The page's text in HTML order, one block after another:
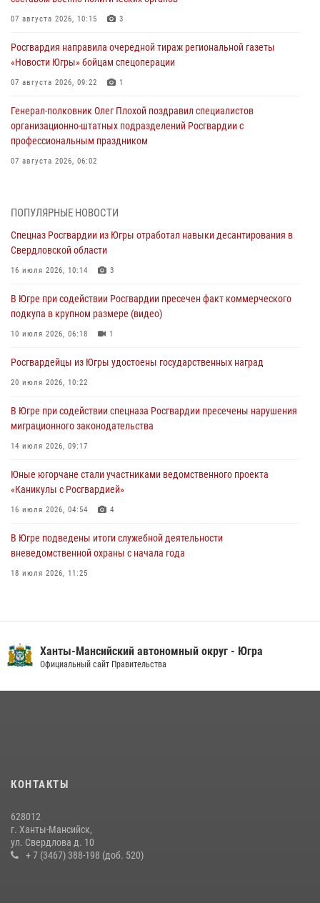
07 августа 2026, 10:15 3
Росгвардия направила очередной тираж региональной газеты
«Новости Югры» бойцам спецоперации
07 августа 2026, 09:22 1
Генерал-полковник Олег Плохой поздравил специалистов
организационно-штатных подразделений Росгвардии с
профессиональным праздником
07 августа 2026, 06:02
Военнослужащие Росгвардии сбили дрон-разведчик ВСУ на южном
направлении
Офицеры Росгвардии и ветераны войск правопорядка почтили
память генерала армии Ивана Кирилловича Яковлева
В Югре при силовой поддержке ОМОН Росгвардии задержаны
06 августа 2026, 09:07 2 1
Урайский отдел вневедомственной охраны Росгвардии отмечает
05 августа 2026, 12:01 3
ПОПУЛЯРНЫЕ НОВОСТИ
Спецназ Росгвардии из Югры отработал навыки десантирования в
Свердловской области
16 июля 2026, 10:14 3
В Югре при содействии Росгвардии пресечен факт коммерческого
подкупа в крупном размере (видео)
10 июля 2026, 06:18 1
Росгвардейцы из Югры удостоены государственных наград
20 июля 2026, 10:22
В Югре при содействии спецназа Росгвардии пресечены нарушения
миграционного законодательства
14 июля 2026, 09:17
Юные югорчане стали участниками ведомственного проекта
«Каникулы с Росгвардией»
16 июля 2026, 04:54 4
В Югре подведены итоги служебной деятельности
вневедомственной охраны с начала года
18 июля 2026, 11:25
На Урале Росгвардия провела дни открытых дверей и
30 июля 2026, 04:26
Ханты-Мансийский автономный округ - Югра
Официальный сайт Правительства
КОНТАКТЫ
628012
г. Ханты-Мансийск,
ул. Свердлова д. 10
+ 7 (3467) 388-198 (доб. 520)